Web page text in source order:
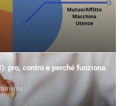
pro, contro e perché funziona